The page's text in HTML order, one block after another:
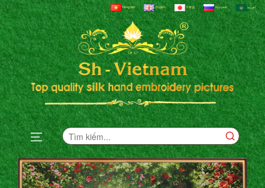
Tiếng Việt English 日本語 Русский العربية